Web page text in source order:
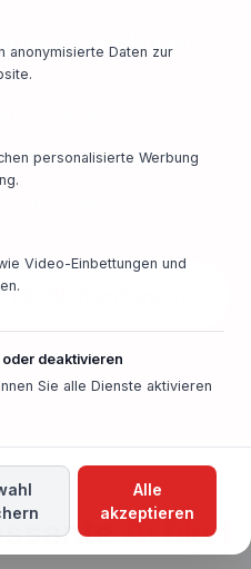
einholen!
vor Ort
anfragen
Minute!
Artikel
anonymisierte Daten zur
personalisierte Werbung
Video-Einbettungen und
deaktivieren
Sie alle Dienste aktivieren
Alle
akzeptieren